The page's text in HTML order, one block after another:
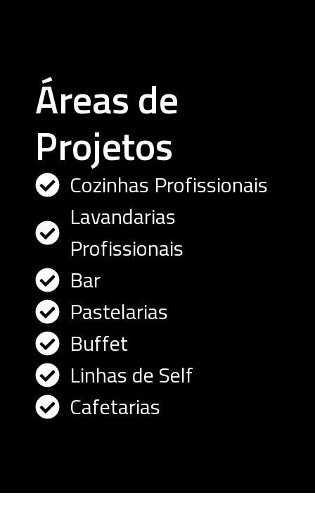
Áreas de
Projetos
Cozinhas Profissionais
Lavandarias
Profissionais
Bar
Pastelarias
Buffet
Linhas de Self
Cafetarias